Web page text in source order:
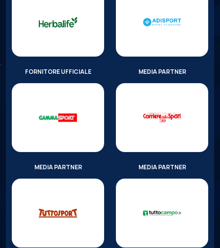
FORNITORE UFFICIALE MEDIA PARTNER
MEDIA PARTNER MEDIA PARTNER